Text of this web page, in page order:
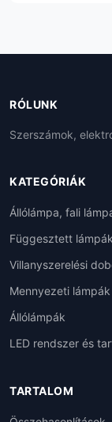
RÓLUNK
Szerszámok,
KATEGÓRIÁK
Állólámpa, fali
Függesztett lámpák
Villanyszerelési
Mennyezeti lámpák
Állólámpák
LED rendszer és
TARTALOM